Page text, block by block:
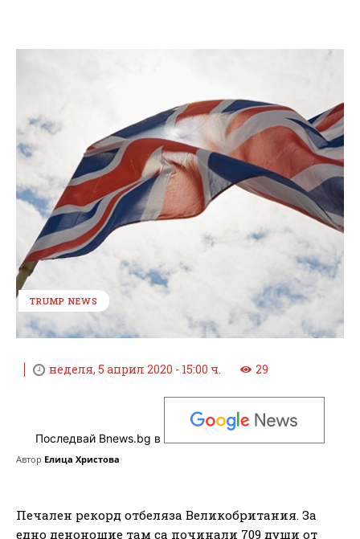
TRUMP NEWS
неделя, 5 април 2020 - 15:00 ч. 29
Последвай Bnews.bg в
Автор Елица Христова
Печален рекорд отбеляза Великобритания. За
едно денонощие там са починали 709 души от